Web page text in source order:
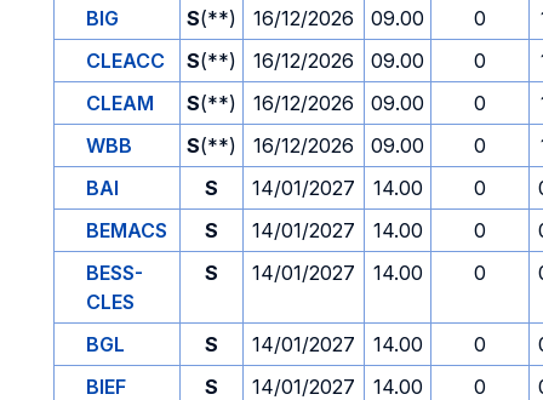
BIG
S(**) 16/12/2026 09.00 0
CLEACC
S(**) 16/12/2026 09.00 0
CLEAM
S(**) 16/12/2026 09.00 0
WBB
S(**) 16/12/2026 09.00 0
BAI
S 14/01/2027 14.00 0
BEMACS
S 14/01/2027 14.00 0
BESS-
CLES
S 14/01/2027 14.00 0
BGL S 14/01/2027 14.00 0
BIEF
S 14/01/2027 14.00 0